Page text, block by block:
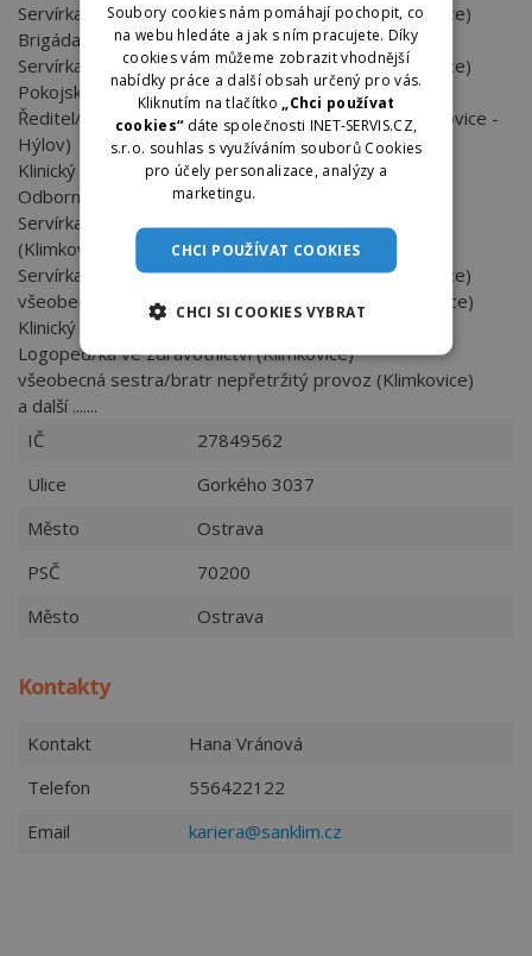
Servírka/číšník - obsluha veřejných provozů (Klimkovice)
Brigáda - servírka/číšník veřejné provozy (Klimkovice)
Servírka/číšník - obsluha veřejných provozů (Klimkovice)
Pokojská/uklízečka brigáda (Klimkovice)
Ředitel/ředitelka úseku obchodu a marketingu (Klimkovice -
Hýlov)
Klinický logoped/logopedka (Klimkovice)
Odborný fitness instruktor/ka (Klimkovice-Hýlov)
Servírka/číšník - obsluha jídelen na dětském oddělení
(Klimkovice)
Servírka/číšník - obsluha veřejných provozů (Klimkovice)
všeobecná sestra/bratr nepřetržitý provoz (Klimkovice)
Klinický logoped/logopedka (Klimkovice)
Logoped/ka ve zdravotnictví (Klimkovice)
všeobecná sestra/bratr nepřetržitý provoz (Klimkovice)
a další .......
IČ
27849562
Ulice
Gorkého 3037
Město
Ostrava
PSČ
70200
Město
Ostrava
Kontakty
Kontakt
Hana Vránová
Telefon
556422122
Email
kariera@sanklim.cz
Soubory cookies nám pomáhají pochopit, co
na webu hledáte a jak s ním pracujete. Díky
cookies vám můžeme zobrazit vhodnější
nabídky práce a další obsah určený pro vás.
Kliknutím na tlačítko
„Chci používat
cookies“ dáte společnosti INET-SERVIS.CZ,
s.r.o. souhlas s využíváním souborů Cookies
pro účely personalizace, analýzy a
marketingu.
CHCI POUŽÍVAT COOKIES
CHCI SI COOKIES VYBRAT